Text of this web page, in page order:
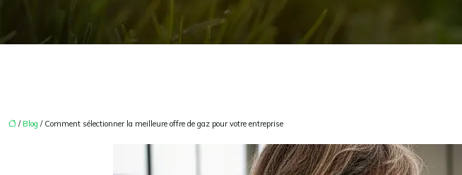
/ Blog / Comment sélectionner la meilleure offre de gaz pour votre entreprise